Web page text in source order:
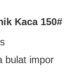
Kaca 150#
bulat impor